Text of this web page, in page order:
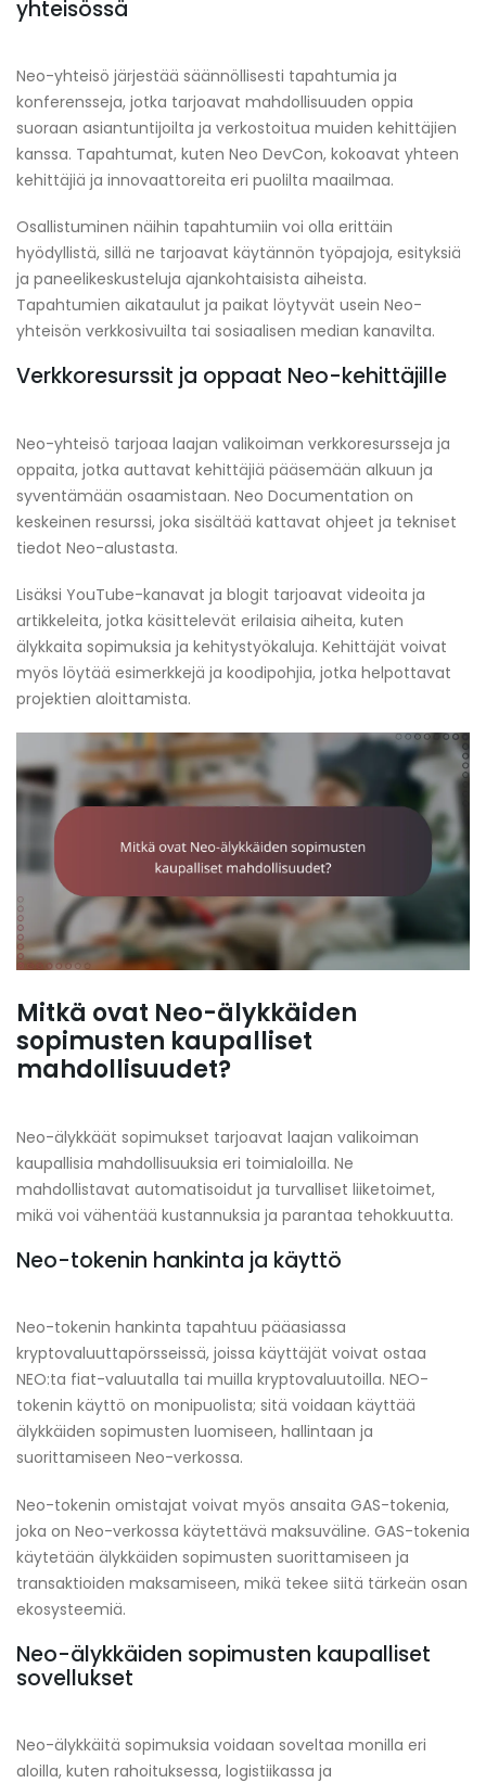
yhteisössä
Neo-yhteisö järjestää säännöllisesti tapahtumia ja
konferensseja, jotka tarjoavat mahdollisuuden oppia
suoraan asiantuntijoilta ja verkostoitua muiden kehittäjien
kanssa. Tapahtumat, kuten Neo DevCon, kokoavat yhteen
kehittäjiä ja innovaattoreita eri puolilta maailmaa.
Osallistuminen näihin tapahtumiin voi olla erittäin
hyödyllistä, sillä ne tarjoavat käytännön työpajoja, esityksiä
ja paneelikeskusteluja ajankohtaisista aiheista.
Tapahtumien aikataulut ja paikat löytyvät usein Neo-
yhteisön verkkosivuilta tai sosiaalisen median kanavilta.
Verkkoresurssit ja oppaat Neo-kehittäjille
Neo-yhteisö tarjoaa laajan valikoiman verkkoresursseja ja
oppaita, jotka auttavat kehittäjiä pääsemään alkuun ja
syventämään osaamistaan. Neo Documentation on
keskeinen resurssi, joka sisältää kattavat ohjeet ja tekniset
tiedot Neo-alustasta.
Lisäksi YouTube-kanavat ja blogit tarjoavat videoita ja
artikkeleita, jotka käsittelevät erilaisia aiheita, kuten
älykkaita sopimuksia ja kehitystyökaluja. Kehittäjät voivat
myös löytää esimerkkejä ja koodipohjia, jotka helpottavat
projektien aloittamista.
Mitkä ovat Neo-älykkäiden
sopimusten kaupalliset
mahdollisuudet?
Neo-älykkäät sopimukset tarjoavat laajan valikoiman
kaupallisia mahdollisuuksia eri toimialoilla. Ne
mahdollistavat automatisoidut ja turvalliset liiketoimet,
mikä voi vähentää kustannuksia ja parantaa tehokkuutta.
Neo-tokenin hankinta ja käyttö
Neo-tokenin hankinta tapahtuu pääasiassa
kryptovaluuttapörsseissä, joissa käyttäjät voivat ostaa
NEO:ta fiat-valuutalla tai muilla kryptovaluutoilla. NEO-
tokenin käyttö on monipuolista; sitä voidaan käyttää
älykkäiden sopimusten luomiseen, hallintaan ja
suorittamiseen Neo-verkossa.
Neo-tokenin omistajat voivat myös ansaita GAS-tokenia,
joka on Neo-verkossa käytettävä maksuväline. GAS-tokenia
käytetään älykkäiden sopimusten suorittamiseen ja
transaktioiden maksamiseen, mikä tekee siitä tärkeän osan
ekosysteemiä.
Neo-älykkäiden sopimusten kaupalliset
sovellukset
Neo-älykkäitä sopimuksia voidaan soveltaa monilla eri
aloilla, kuten rahoituksessa, logistiikassa ja